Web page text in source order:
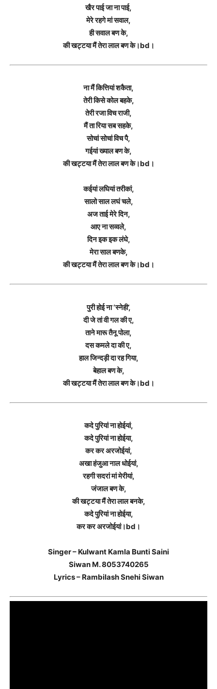
खैर पाई जा ना पाई,
मेरे रहगे मां सवाल,
ही सवाल बण के,
की खट्टया मैं तेरा लाल बण के।bd।
ना मैं कित्तियां शकैता,
तेरी किसे कोल बहके,
तेरी रजा विच राजी,
मैं ता रिया सब सहके,
सोचां सोचां विच पै,
गईयां ख्याल बण के,
की खट्टया मैं तेरा लाल बण के।bd।
कईयां लघियां तरीकां,
सालो साल लघं चले,
अज ताई मेरे दिन,
आए ना सव्वले,
दिन इक इक लंघे,
मेरा साल बणके,
की खट्टया मैं तेरा लाल बण के।bd।
पुरी होई ना ‘स्नेही’,
दी जे तां वी गल की ए,
ताने मारू तैनू पोला,
दस कमले दा की ए,
हाल जिन्दड़ी दा रह गिया,
बेहाल बण के,
की खट्टया मैं तेरा लाल बण के।bd।
कदे पुरियां ना होईयां,
कदे पुरियां ना होईया,
कर कर अरजोईयां,
अखा हंजुआ नाल धोईयां,
रहगी सदरां मां मेरीयां,
जंजाल बण के,
की खट्टया मैं तेरा लाल बनके,
कदे पुरियां ना होईया,
कर कर अरजोईयां।bd।
Singer – Kulwant Kamla Bunti Saini
Siwan M. 8053740265
Lyrics – Rambilash Snehi Siwan